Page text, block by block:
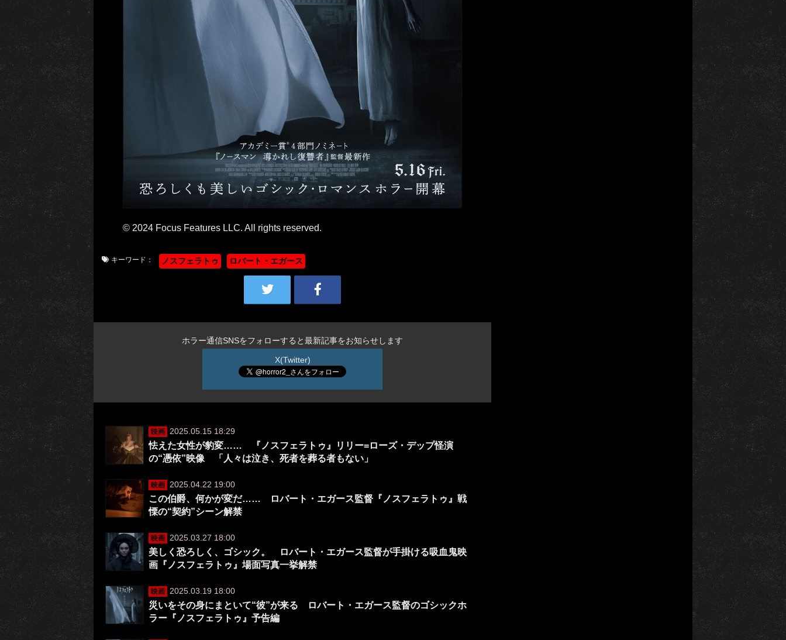
© 2024 Focus Features LLC. All rights reserved.
キーワード： ノスフェラトゥ ロバート・エガース
ホラー通信SNSをフォローすると最新記事をお知らせします
X(Twitter)
映画 2025.05.15 18:29
怯えた女性が豹変…… 『ノスフェラトゥ』リリー=ローズ・デップ怪演
の“憑依”映像 「人々は泣き、死者を葬る者もない」
映画 2025.04.22 19:00
この伯爵、何かが変だ…… ロバート・エガース監督『ノスフェラトゥ』戦
慄の“契約”シーン解禁
映画 2025.03.27 18:00
美しく恐ろしく、ゴシック。 ロバート・エガース監督が手掛ける吸血鬼映
画『ノスフェラトゥ』場面写真一挙解禁
映画 2025.03.19 18:00
災いをその身にまといて“彼”が来る ロバート・エガース監督のゴシックホ
ラー『ノスフェラトゥ』予告編